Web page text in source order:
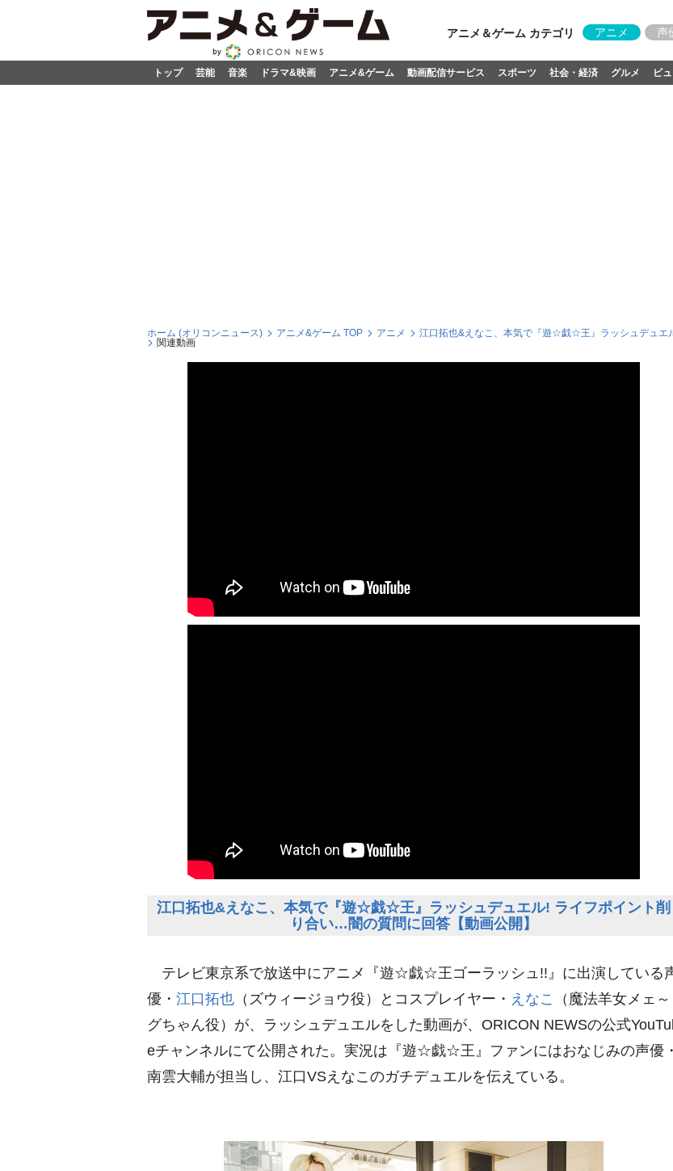
アニメ＆ゲーム カテゴリ アニメ 声
トップ 芸能 音楽 ドラマ&映画 アニメ&ゲーム 動画配信サービス スポーツ 社会・経済 グルメ ビ
ホーム (オリコンニュース) アニメ&ゲーム TOP アニメ
江口拓也&えなこ、本気で『遊☆戯☆王』ラッシュデュエ
関連動画
江口拓也&えなこ、本気で『遊☆戯☆王』ラッシュデュエル! ライフポイント削
り合い…闇の質問に回答【動画公開】
テレビ東京系で放送中にアニメ『遊☆戯☆王ゴーラッシュ!!』に出演している
優・ 江口拓也 （ズウィージョウ役）とコスプレイヤー・ えなこ
（魔法羊女メェ～
グちゃん役）が、ラッシュデュエルをした動画が、ORICON NEWSの公式
eチャンネルにて公開された。実況は『遊☆戯☆王』ファンにはおなじみの声優・
南雲大輔が担当し、江口VSえなこのガチデュエルを伝えている。